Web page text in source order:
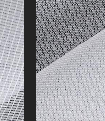
Interlining
bukan
tenunan